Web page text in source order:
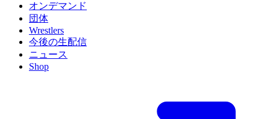
オンデマンド
団体
Wrestlers
今後の生配信
ニュース
Shop